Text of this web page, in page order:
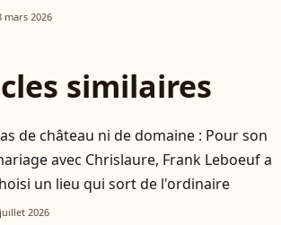
mars 2026
similaires
de château ni de domaine : Pour son
avec Chrislaure, Frank Leboeuf a
un lieu qui sort de l'ordinaire
2026